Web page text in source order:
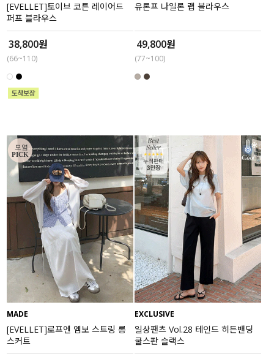
[EVELLET]토이브 코튼 레이어드
퍼프 블라우스
38,800원
(66~110)
유론프 나일론 랩 블라우스
49,800원
(77~100)
MADE
[EVELLET]로프엔 엠보 스트링 롱
스커트
EXCLUSIVE
일상팬츠 Vol.28 테인드 히든밴딩
쿨스판 슬랙스